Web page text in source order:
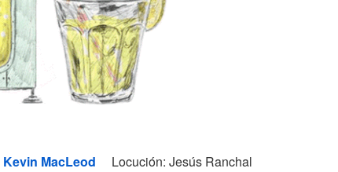
Kevin MacLeod Locución: Jesús Ranchal